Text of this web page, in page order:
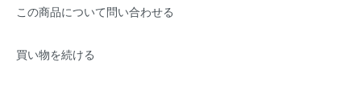
この商品について問い合わせる
買い物を続ける